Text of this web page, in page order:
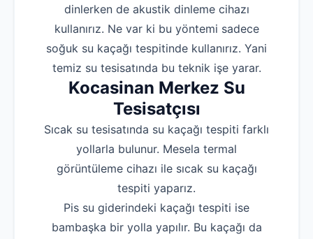
dinlerken de akustik dinleme cihazı
kullanırız. Ne var ki bu yöntemi sadece
soğuk su kaçağı tespitinde kullanırız. Yani
temiz su tesisatında bu teknik işe yarar.
Kocasinan Merkez Su
Tesisatçısı
Sıcak su tesisatında su kaçağı tespiti farklı
yollarla bulunur. Mesela termal
görüntüleme cihazı ile sıcak su kaçağı
tespiti yaparız.
Pis su giderindeki kaçağı tespiti ise
bambaşka bir yolla yapılır. Bu kaçağı da